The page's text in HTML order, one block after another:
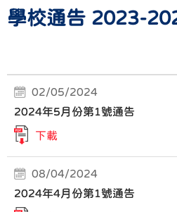
學校通告 2023-
02/05/2024
2024年5月份第1號通告
下載
08/04/2024
2024年4月份第1號通告